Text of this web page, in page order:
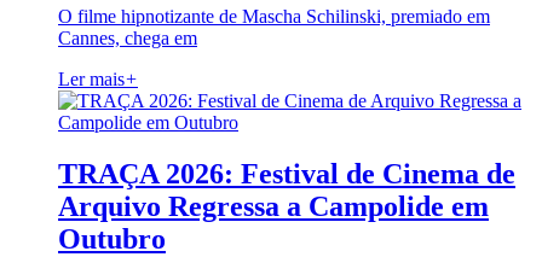
O filme hipnotizante de Mascha Schilinski, premiado em
Cannes, chega em
Ler mais+
TRAÇA 2026: Festival de Cinema de
Arquivo Regressa a Campolide em
Outubro